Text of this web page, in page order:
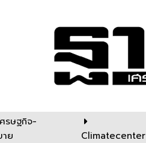
ศรษฐกิจ-
าย
Climatecenter